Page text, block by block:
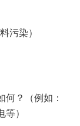
污染）
何？（例如：
）